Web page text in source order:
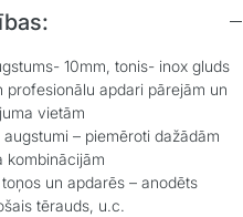
10mm, tonis- inox gluds
profesionālu apdari pārejām un
vietām
– piemēroti dažādām
kombinācijām
un apdarēs – anodēts
tērauds, u.c.